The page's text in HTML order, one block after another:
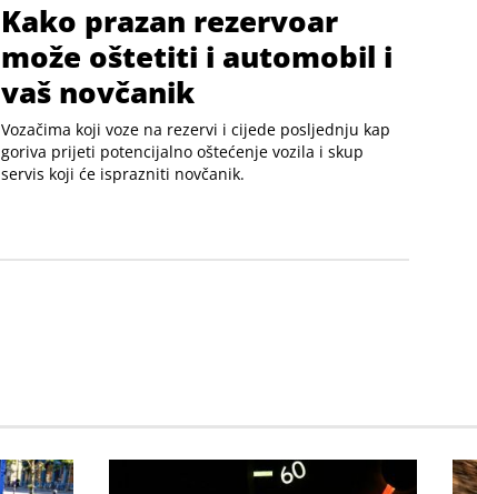
Kako prazan rezervoar
može oštetiti i automobil i
vaš novčanik
Vozačima koji voze na rezervi i cijede posljednju kap
goriva prijeti potencijalno oštećenje vozila i skup
servis koji će isprazniti novčanik.